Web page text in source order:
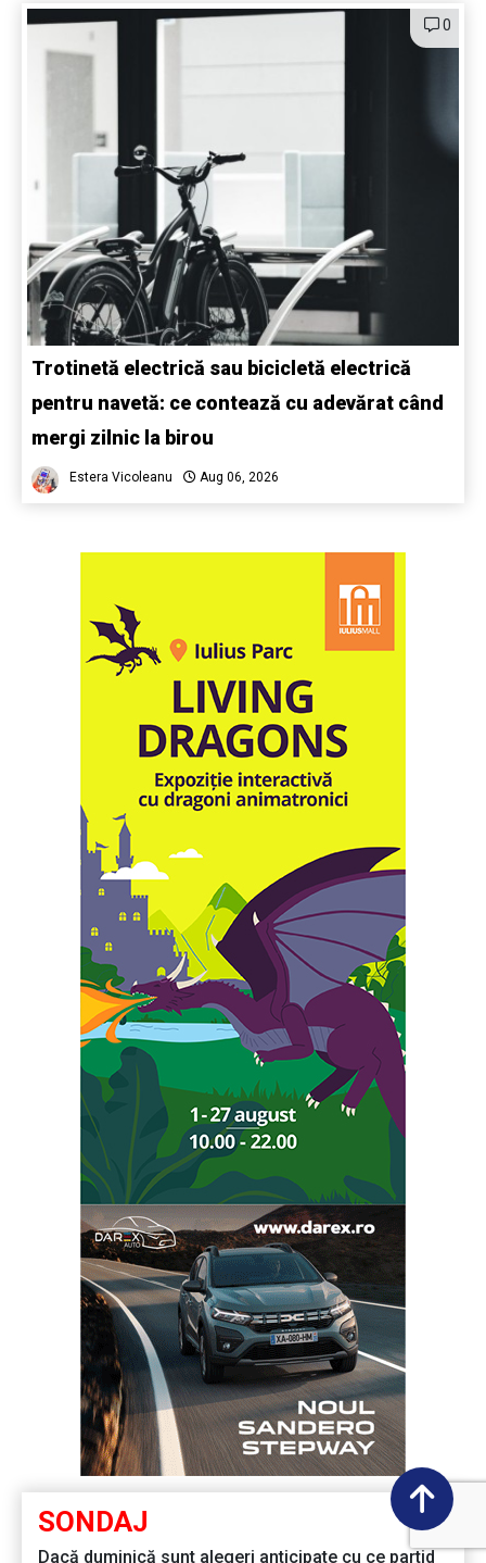
0
Trotinetă electrică sau bicicletă electrică
pentru navetă: ce contează cu adevărat când
mergi zilnic la birou
Estera Vicoleanu Aug 06, 2026
SONDAJ
Dacă duminică sunt alegeri anticipate cu ce partid